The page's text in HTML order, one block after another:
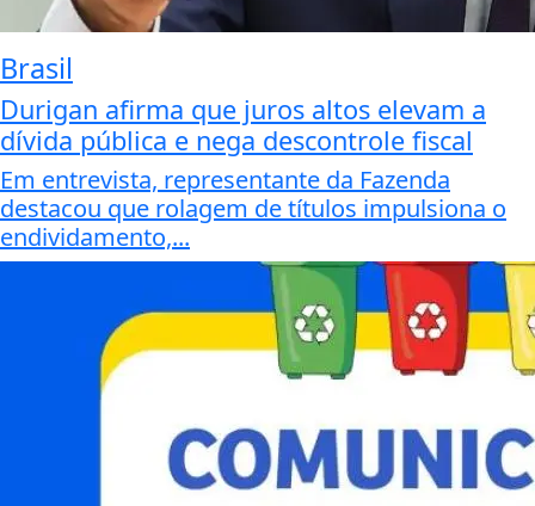
Brasil
Durigan afirma que juros altos elevam a
dívida pública e nega descontrole fiscal
Em entrevista, representante da Fazenda
destacou que rolagem de títulos impulsiona o
endividamento,...